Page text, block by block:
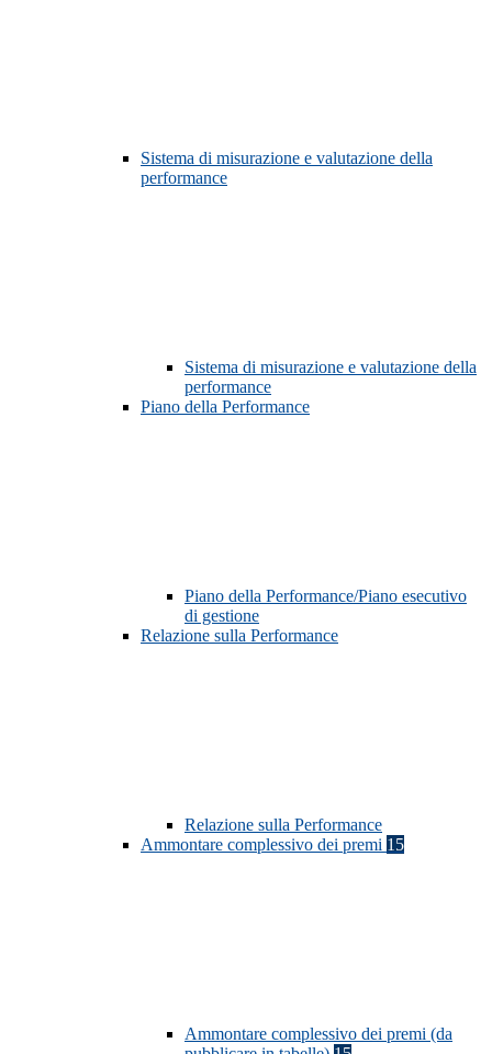
Sistema di misurazione e valutazione della
performance
Sistema di misurazione e valutazione della
performance
Piano della Performance
Piano della Performance/Piano esecutivo
di gestione
Relazione sulla Performance
Relazione sulla Performance
Ammontare complessivo dei premi 15
Ammontare complessivo dei premi (da